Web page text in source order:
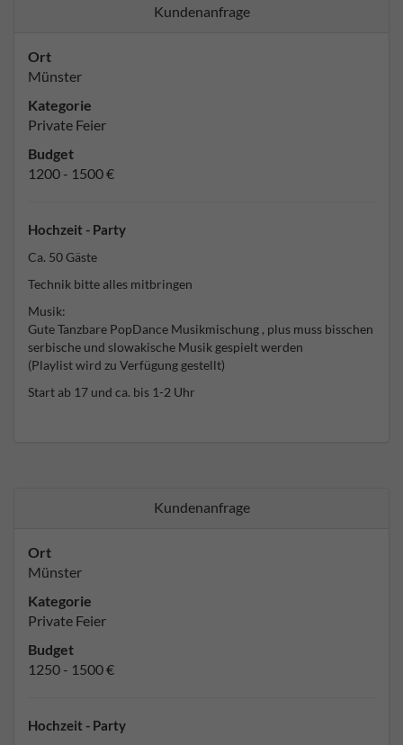
Kundenanfrage
Ort
Münster
Kategorie
Private Feier
Budget
1200 - 1500 €
Hochzeit - Party
Ca. 50 Gäste
Technik bitte alles mitbringen
Musik:
Gute Tanzbare PopDance Musikmischung , plus muss bisschen
serbische und slowakische Musik gespielt werden
(Playlist wird zu Verfügung gestellt)
Start ab 17 und ca. bis 1-2 Uhr
Kundenanfrage
Ort
Münster
Kategorie
Private Feier
Budget
1250 - 1500 €
Hochzeit - Party